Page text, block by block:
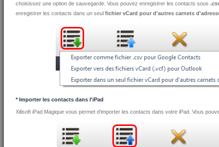
choisissez une option de sauvegarde. Vous pouvez enregistrer les contacts sous
enregistrer les contacts dans un seul fichier vCard pour d'autres carnets
* Importer les contacts dans l'iPad
Xilisoft iPad Magique vous permet d'importer les contacts dans votre iPad. Vous